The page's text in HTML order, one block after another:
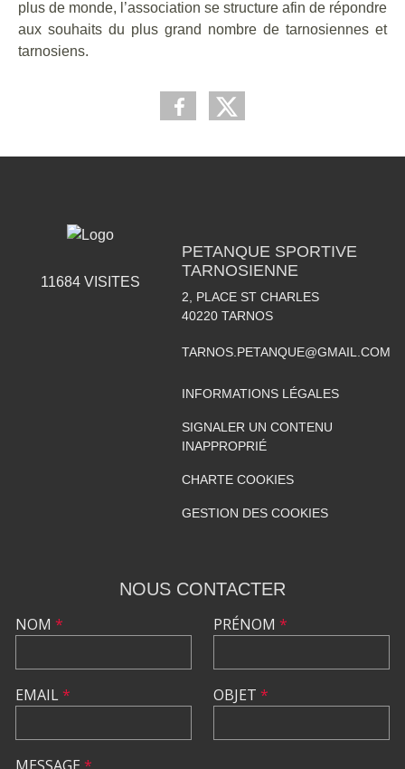
plus de monde, l’association se structure afin de répondre
aux souhaits du plus grand nombre de tarnosiennes et
tarnosiens.
11684 VISITES
PETANQUE SPORTIVE
TARNOSIENNE
2, PLACE ST CHARLES
40220 TARNOS
TARNOS.PETANQUE@GMAIL.COM
INFORMATIONS LÉGALES
SIGNALER UN CONTENU
INAPPROPRIÉ
CHARTE COOKIES
GESTION DES COOKIES
NOUS CONTACTER
NOM *
EMAIL*
PRÉNOM *
OBJET *
MESSAGE *